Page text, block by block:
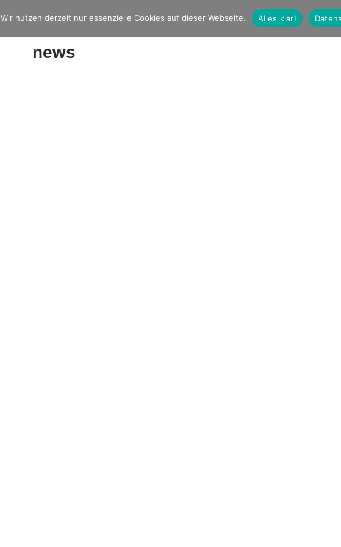
news
Wir nutzen derzeit nur essenzielle Cookies auf dieser Webseite. Alles klar!